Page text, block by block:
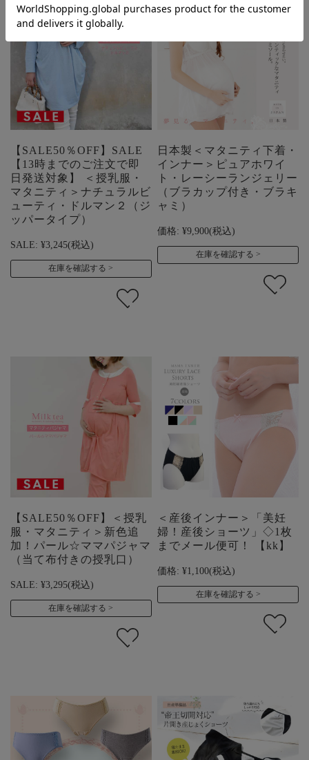
【SALE50％OFF】SALE
【13時までのご注文で即
日発送対象】 ＜授乳服・
マタニティ＞ナチュラルビ
ューティ・ドルマン２（ジ
ッパータイプ）
SALE: ¥3,245(税込)
在庫を確認する
日本製＜マタニティ下着・
インナー＞ピュアホワイ
ト・レーシーランジェリー
（ブラカップ付き・ブラキ
ャミ）
価格: ¥9,900(税込)
在庫を確認する
【SALE50％OFF】＜授乳
服・マタニティ＞新色追
加！パール☆ママパジャマ
（当て布付きの授乳口）
SALE: ¥3,295(税込)
在庫を確認する
＜産後インナー＞「美妊
婦！産後ショーツ」◇1枚
までメール便可！ 【kk】
価格: ¥1,100(税込)
在庫を確認する